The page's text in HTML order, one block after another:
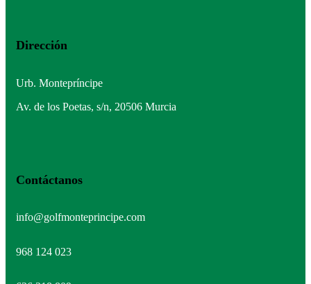
Dirección
Urb. Montepríncipe
Av. de los Poetas, s/n, 20506 Murcia
Contáctanos
info@golfmonteprincipe.com
968 124 023